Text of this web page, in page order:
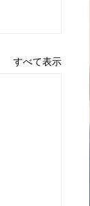
すべて表示